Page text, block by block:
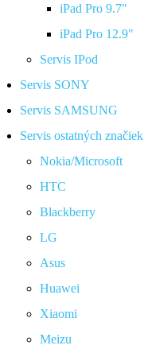
iPad Pro 9.7"
iPad Pro 12.9"
Servis IPod
Servis SONY
Servis SAMSUNG
Servis ostatných značiek
Nokia/Microsoft
HTC
Blackberry
LG
Asus
Huawei
Xiaomi
Meizu